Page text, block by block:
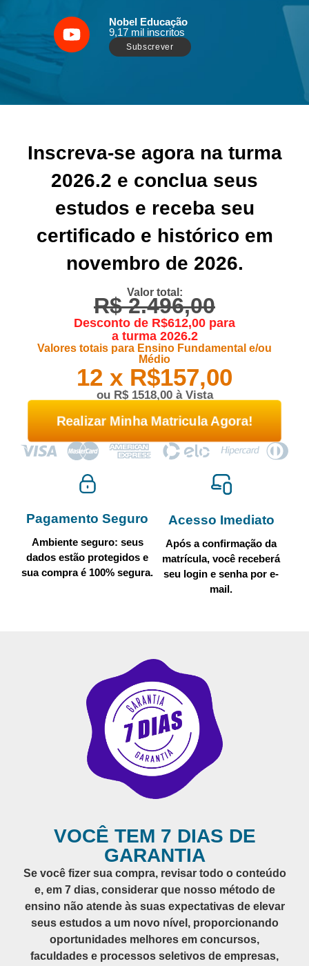
Nobel Educação
9,17 mil inscritos
Subscrever
Inscreva-se agora na turma
2026.2 e conclua seus
estudos e receba seu
certificado e histórico em
novembro de 2026.
Valor total:
R$ 2.496,00
Desconto de R$612,00 para
a turma 2026.2
Valores totais para Ensino Fundamental e/ou
Médio
12 x R$157,00
ou R$ 1518,00à Vista
Realizar Minha Matricula Agora!
Pagamento Seguro
Ambiente seguro: seus
dados estão protegidos e
sua compra é 100% segura.
Acesso Imediato
Após a confirmação da
matrícula, você receberá
seu login e senha por e-
mail.
VOCÊ TEM 7 DIAS DE
GARANTIA
Se você fizer sua compra, revisar todo o conteúdo
e, em 7 dias, considerar que nosso método de
ensino não atende às suas expectativas de elevar
seus estudos a um novo nível, proporcionando
oportunidades melhores em concursos,
faculdades e processos seletivos de empresas,